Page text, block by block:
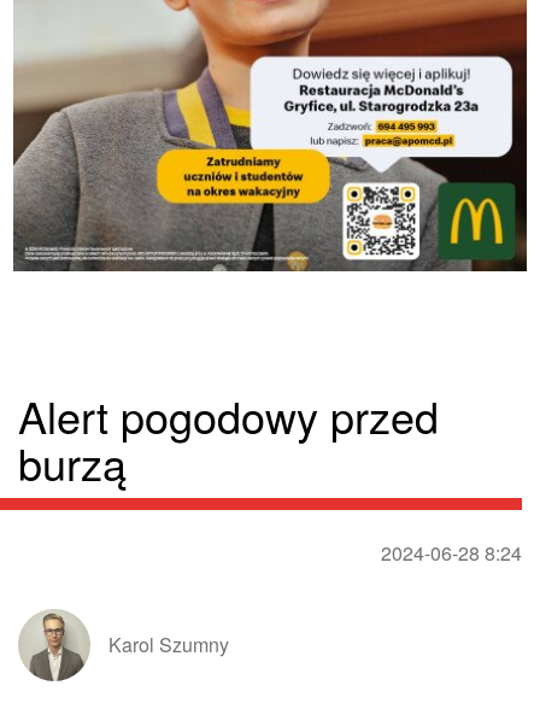
Alert pogodowy przed
burzą
2024-06-28 8:24
Karol Szumny